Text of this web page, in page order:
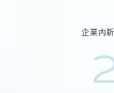
企業内